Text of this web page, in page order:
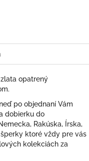
opatrený
po objednaní Vám
dobierku do
Rakúska, Írska,
ktoré vždy pre vás
kolekciách za